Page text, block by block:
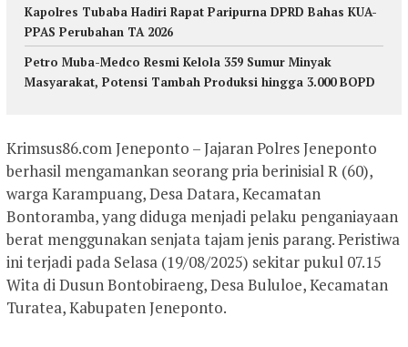
Kapolres Tubaba Hadiri Rapat Paripurna DPRD Bahas KUA-
PPAS Perubahan TA 2026
Petro Muba-Medco Resmi Kelola 359 Sumur Minyak
Masyarakat, Potensi Tambah Produksi hingga 3.000 BOPD
Krimsus86.com Jeneponto – Jajaran Polres Jeneponto
berhasil mengamankan seorang pria berinisial R (60),
warga Karampuang, Desa Datara, Kecamatan
Bontoramba, yang diduga menjadi pelaku penganiayaan
berat menggunakan senjata tajam jenis parang. Peristiwa
ini terjadi pada Selasa (19/08/2025) sekitar pukul 07.15
Wita di Dusun Bontobiraeng, Desa Bululoe, Kecamatan
Turatea, Kabupaten Jeneponto.